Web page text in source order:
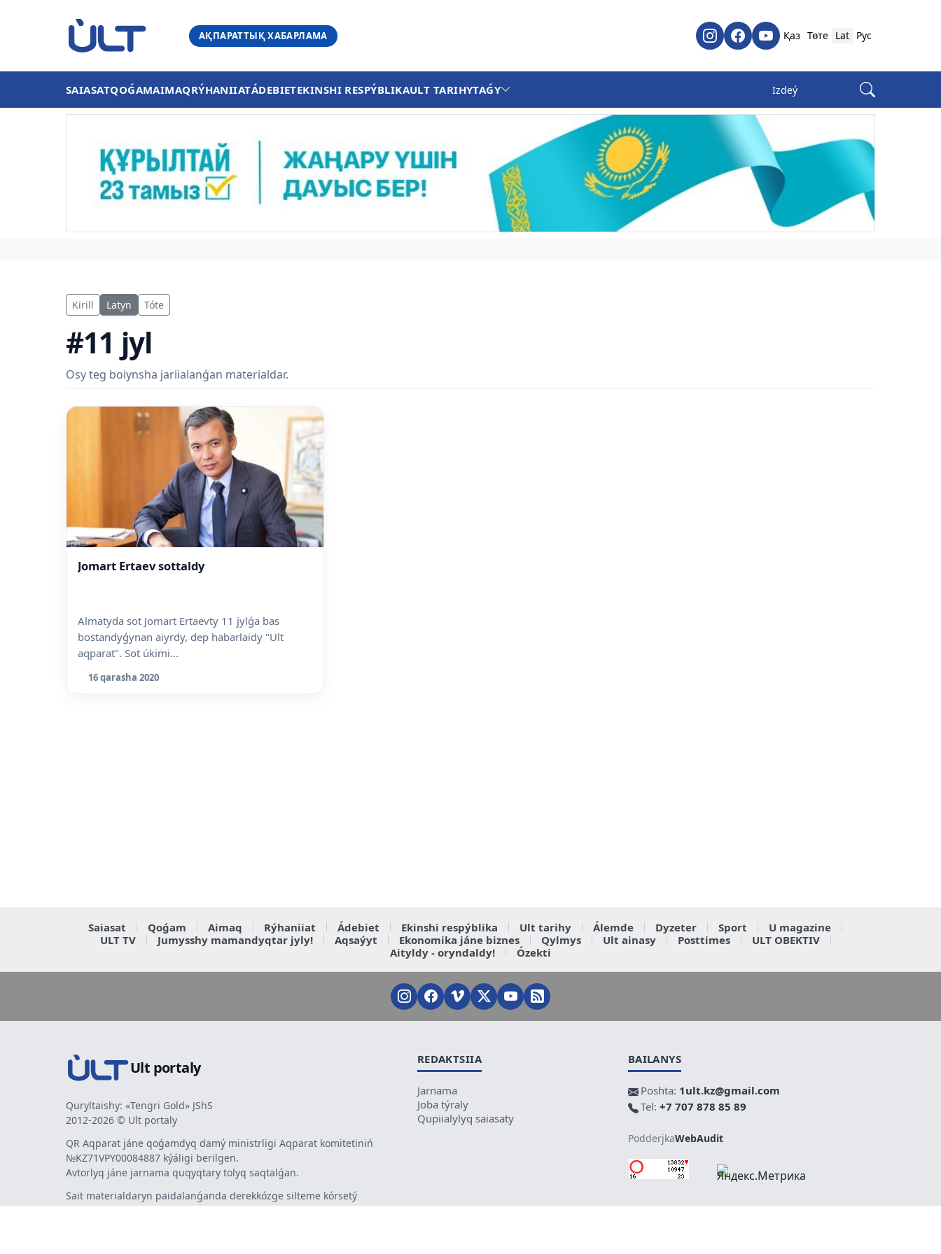
АҚПАРАТТЫҚ ХАБАРЛАМА Қаз Төте Lat Рус
SAIASATQOǴAMAIMAQRÝHANIIATÁDEBIETEKINSHI RESPÝBLIKAULT TARIHYTAǴY
Kirill Latyn Tóte
#11 jyl
Osy teg boiynsha jariialanǵan materialdar.
Jomart Ertaev sottaldy
Almatyda sot Jomart Ertaevty 11 jylǵa bas
bostandyǵynan aiyrdy, dep habarlaidy "Ult
aqparat". Sot úkimi...
16 qarasha 2020
Saiasat Qoǵam Aimaq Rýhaniiat Ádebiet Ekinshi respýblika Ult tarihy Álemde Dyzeter Sport
U magazine
ULT TV
Jumysshy mamandyqtar jyly! Aqsaýyt Ekonomika jáne biznes Qylmys Ult ainasy Posttimes
ULT OBEKTIV
Aityldy - oryndaldy!
Ózekti
Ult portaly
Quryltaishy: «Tengri Gold» JShS
2012-2026 © Ult portaly
QR Aqparat jáne qoǵamdyq damý ministrligi Aqparat komitetiniń
№KZ71VPY00084887 kýáligi berilgen.
Avtorlyq jáne jarnama quqyqtary tolyq saqtalǵan.
Sait materialdaryn paidalanǵanda derekkózge silteme kórsetý
mindetti. Avtorlar pikiri men redaktsiia kózqarasy sáikes kele
REDAKTSIIA
Jarnama
Joba týraly
Qupiialylyq saiasaty
BAILANYS
Poshta: 1ult.kz@gmail.com
Tel: +7 707 878 85 89
PodderjkaWebAudit